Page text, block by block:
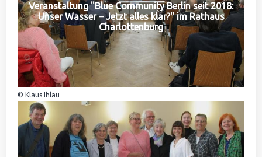
Veranstaltung "Blue Community Berlin seit 2018:
Unser Wasser – Jetzt alles klar?" im Rathaus
Charlottenburg
© Klaus Ihlau